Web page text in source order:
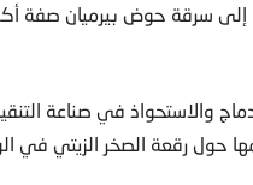
حول رقعة الصخر الزيتي في